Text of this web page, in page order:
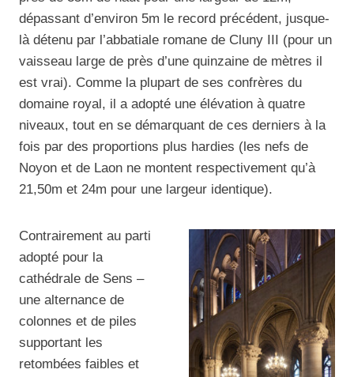
dépassant d’environ 5m le record précédent, jusque-
là détenu par l’abbatiale romane de Cluny III (pour un
vaisseau large de près d’une quinzaine de mètres il
est vrai). Comme la plupart de ses confrères du
domaine royal, il a adopté une élévation à quatre
niveaux, tout en se démarquant de ces derniers à la
fois par des proportions plus hardies (les nefs de
Noyon et de Laon ne montent respectivement qu’à
21,50m et 24m pour une largeur identique).
Contrairement au parti
adopté pour la
cathédrale de Sens –
une alternance de
colonnes et de piles
supportant les
retombées faibles et